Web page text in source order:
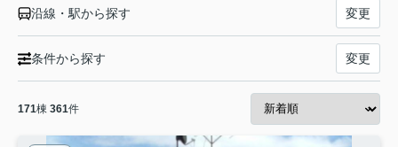
沿線・駅から探す 変更
条件から探す 変更
171棟 361件